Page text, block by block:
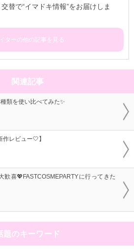
替で“イマドキ情報”をお届けしま
ターの他の記事を見る
関連記事
類を使い比べてみた✨
作レビュー🤍】
歓喜💖FASTCOSMEPARTYに行ってきた
題のキーワード